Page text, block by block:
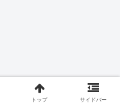
トップ サイドバー